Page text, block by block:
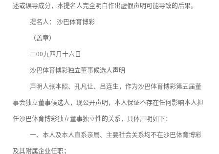
述或误导成分，本提名人完全明白作出虚假声明可能导致的后果。
提名人： 沙巴体育博彩
（盖章）
二00九四月十六日
沙巴体育博彩独立董事候选人声明
声明人张本照、孔凡让、吕连生，作为沙巴体育博彩第五届董
事会独立董事候选人，现公开声明，本人保证不存在任何影响本人担
任沙巴体育博彩独立董事独立性的关系，具体声明如下：
一、本人及本人直系亲属、主要社会关系均不在沙巴体育博彩
及其附属企业任职；